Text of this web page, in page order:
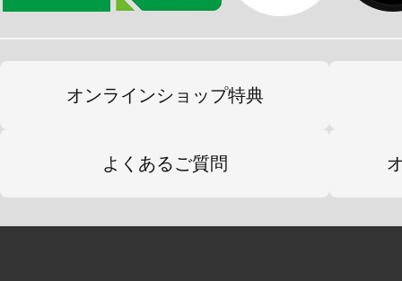
オンラインショップ特典
よくあるご質問